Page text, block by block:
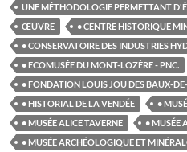
UNE MÉTHODOLOGIE PERMETTANT
ŒUVRE
• CENTRE HISTORIQUE
• CONSERVATOIRE DES INDUSTRIES
• ECOMUSÉE DU MONT-LOZÈRE - PNC.
• FONDATION LOUIS JOU DES BAUX-
• HISTORIAL DE LA VENDÉE
•
• MUSÉE ALICE TAVERNE
• MUSÉE
• MUSÉE ARCHÉOLOGIQUE ET